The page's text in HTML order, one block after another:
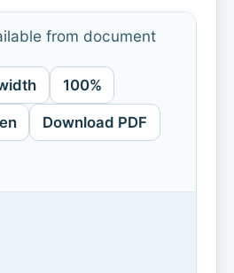
from document
100%
Download PDF